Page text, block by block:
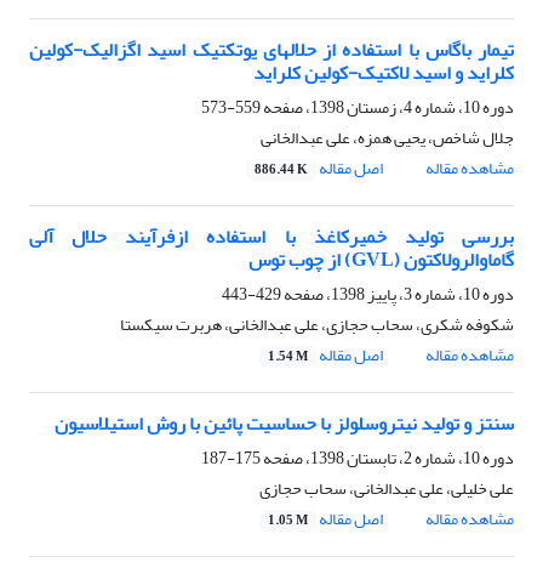
تیمار باگاس با استفاده از حلال‏های یوتکتیک اسید اگزالیک-کولین‏
کلراید و اسید لاکتیک-کولین‏ کلراید
دوره 10، شماره 4، زمستان 1398، صفحه
559-573
جلال شاخص، یحیی همزه، علی عبدالخانی
مشاهده مقاله
اصل مقاله 886.44 K
بررسی تولید خمیرکاغذ با استفاده ازفرآیند حلال آلی
گاماوالرولاکتون (GVL) از چوب توس
دوره 10، شماره 3، پاییز 1398، صفحه
429-443
شکوفه شکری، سحاب حجازی، علی عبدالخانی، هربرت سیکستا
مشاهده مقاله
اصل مقاله 1.54 M
سنتز و تولید نیتروسلولز با حساسیت پائین با روش استیلاسیون
دوره 10، شماره 2، تابستان 1398، صفحه
175-187
علی خلیلی، علی عبدالخانی، سحاب حجازی
مشاهده مقاله
اصل مقاله 1.05 M